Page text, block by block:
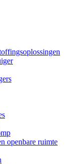
openbare ruimte